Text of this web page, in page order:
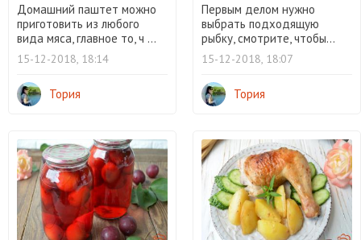
Домашний паштет можно
приготовить из любого
вида мяса, главное то, ч ...
15-12-2018, 18:14
Тория
Первым делом нужно
выбрать подходящую
рыбку, смотрите, чтобы...
15-12-2018, 18:07
Тория